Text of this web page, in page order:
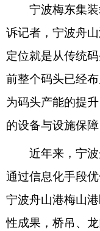
宁波梅东集装
诉记者，宁波舟
定位就是从传统
前整个码头已经
为码头产能的提
的设备与设施保障
近年来，宁波
通过信息化手段
宁波舟山港梅山
性成果，桥吊、